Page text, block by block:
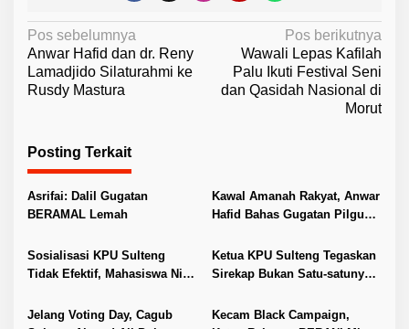
N
a
v
g
a
s
i
p
o
Pos sebelumnya
Anwar Hafid dan dr. Reny
Lamadjido Silaturahmi ke
Rusdy Mastura
Pos berikutnya
Wawali Lepas Kafilah
Palu Ikuti Festival Seni
dan Qasidah Nasional di
Morut
Posting Terkait
Asrifai: Dalil Gugatan
BERAMAL Lemah
Kawal Amanah Rakyat, Anwar
Hafid Bahas Gugatan Pilgub
Sosialisasi KPU Sulteng
Tidak Efektif, Mahasiswa Nilai
Partisipasi
Ketua KPU Sulteng Tegaskan
Sirekap Bukan Satu-satunya
Pilkada 2024
Jelang Voting Day, Cagub
Kecam Black Campaign,